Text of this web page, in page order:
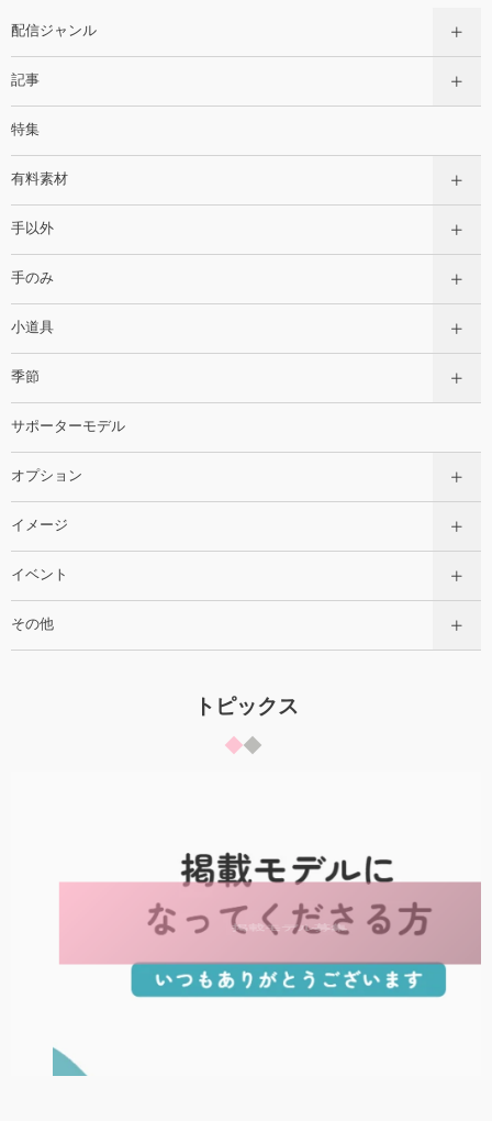
配信ジャンル
記事
特集
有料素材
手以外
手のみ
小道具
季節
サポーターモデル
オプション
イメージ
イベント
その他
トピックス
掲載モデル募集